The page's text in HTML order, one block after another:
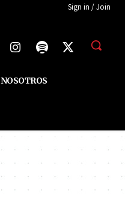
Sign in / Join
NOSOTROS